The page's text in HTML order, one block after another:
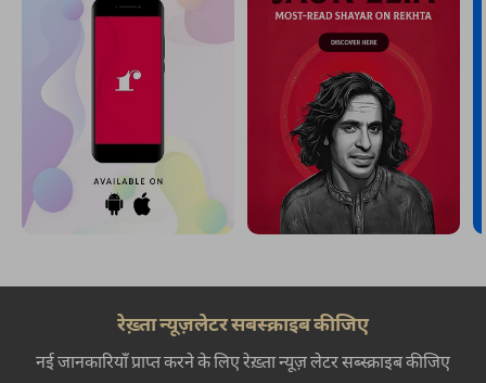
रेख़्ता न्यूज़लेटर सबस्क्राइब कीजिए
नई जानकारियाँ प्राप्त करने के लिए रेख़्ता न्यूज़ लेटर सब्स्क्राइब कीजिए